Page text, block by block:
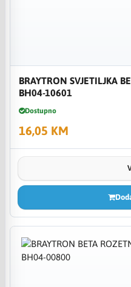
BRAYTRON SVJETILJKA
BH04-10601
Dostupno
16,05 KM